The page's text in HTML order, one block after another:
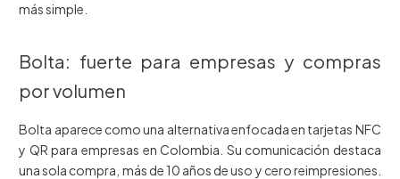
más simple.
Bolta: fuerte para empresas y compras
por volumen
Bolta aparece como una alternativa enfocada en tarjetas NFC
y QR para empresas en Colombia. Su comunicación destaca
una sola compra, más de 10 años de uso y cero reimpresiones.